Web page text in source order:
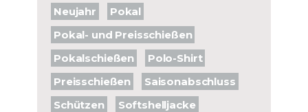
Neujahr
Pokal
Pokal- und Preisschießen
Pokalschießen
Polo-Shirt
Preisschießen
Saisonabschluss
Schützen
Softshelljacke